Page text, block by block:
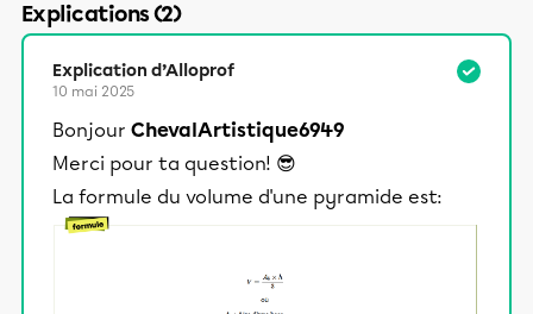
Explications (2)
Explication d’Alloprof
10 mai 2025
Bonjour ChevalArtistique6949
Merci pour ta question! 😎
La formule du volume d'une pyramide est: